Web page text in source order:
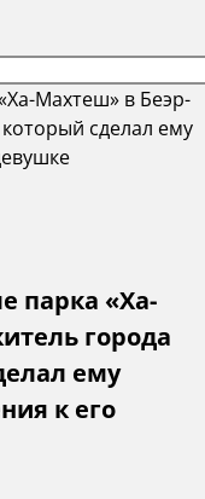
парка «Ха-
города
ему
к его